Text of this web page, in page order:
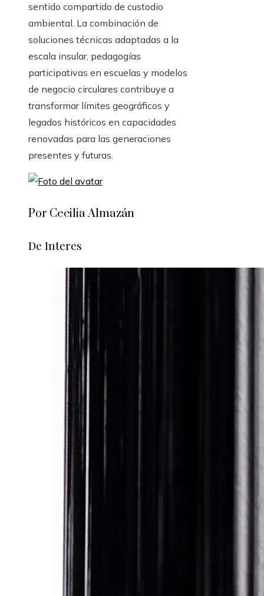
sentido compartido de custodio
ambiental. La combinación de
soluciones técnicas adaptadas a la
escala insular, pedagogías
participativas en escuelas y modelos
de negocio circulares contribuye a
transformar límites geográficos y
legados históricos en capacidades
renovadas para las generaciones
presentes y futuras.
Por Cecilia Almazán
De Interes